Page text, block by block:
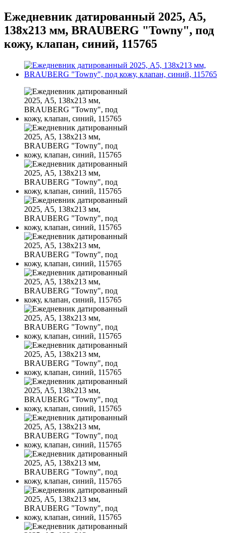
Ежедневник датированный 2025, А5,
138x213 мм, BRAUBERG "Towny", под
кожу, клапан, синий, 115765